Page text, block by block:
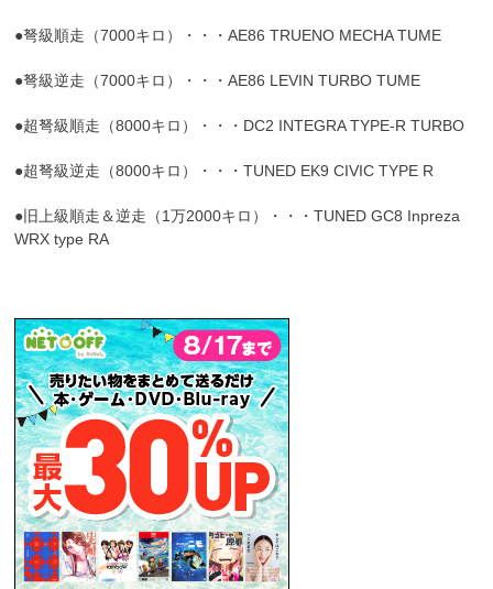
●弩級順走（7000キロ）・・・AE86 TRUENO MECHA TUME
●弩級逆走（7000キロ）・・・AE86 LEVIN TURBO TUME
●超弩級順走（8000キロ）・・・DC2 INTEGRA TYPE-R TURBO
●超弩級逆走（8000キロ）・・・TUNED EK9 CIVIC TYPE R
●旧上級順走＆逆走（1万2000キロ）・・・TUNED GC8 Inpreza
WRX type RA